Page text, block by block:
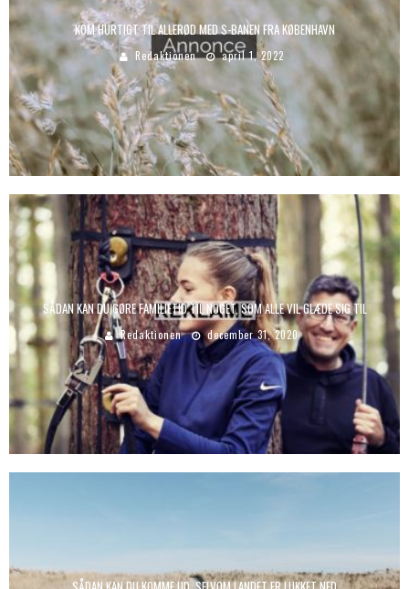
KOM HURTIGT TIL ALLERØD MED S-BANEN FRA KØBENHAVN
Redaktionen april 1, 2022
SÅDAN KAN DU GØRE FAMILIETID TIL NOGET, SOM ALLE VIL GLÆDE SIG TIL
Redaktionen december 31, 2020